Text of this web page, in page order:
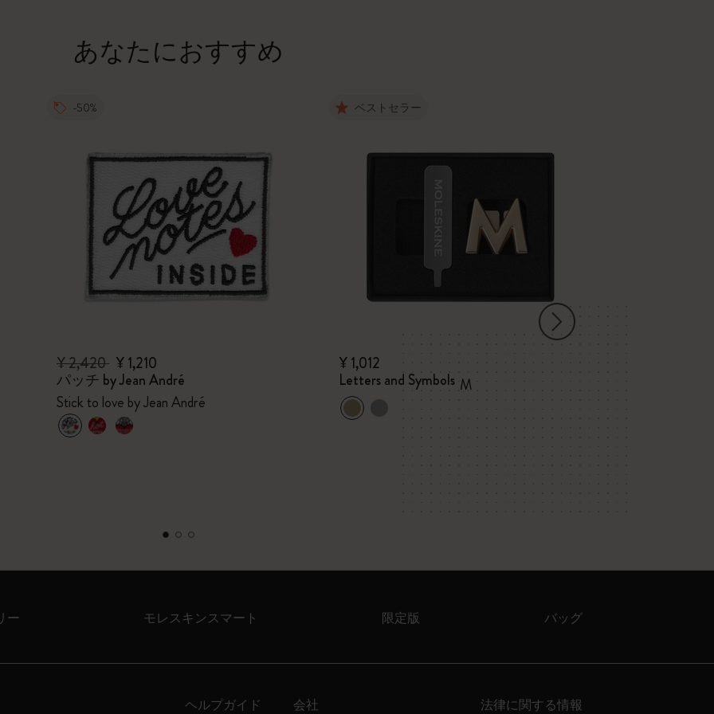
あなたにおすすめ
-50%
¥ 2,420 ¥ 1,210
パッチ by Jean André
Stick to love by Jean André
ベストセラー
¥ 1,012
Letters and Symbols M
ー モレスキンスマート 限定版 バッグ
ヘルプガイド 会社 法律に関する情報